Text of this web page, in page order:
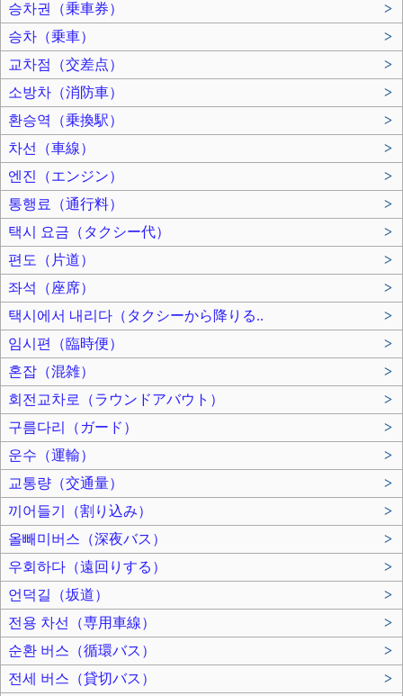
승차권（乗車券）
>
승차（乗車）
>
교차점（交差点）
>
소방차（消防車）
>
환승역（乗換駅）
>
차선（車線）
>
엔진（エンジン）
>
통행료（通行料）
>
택시 요금（タクシー代）
>
편도（片道）
>
좌석（座席）
>
택시에서 내리다（タクシーから降りる..
>
임시편（臨時便）
>
혼잡（混雑）
>
회전교차로（ラウンドアバウト）
>
구름다리（ガード）
>
운수（運輸）
>
교통량（交通量）
>
끼어들기（割り込み）
>
올빼미버스（深夜バス）
>
우회하다（遠回りする）
>
언덕길（坂道）
>
전용 차선（専用車線）
>
순환 버스（循環バス）
>
전세 버스（貸切バス）
>